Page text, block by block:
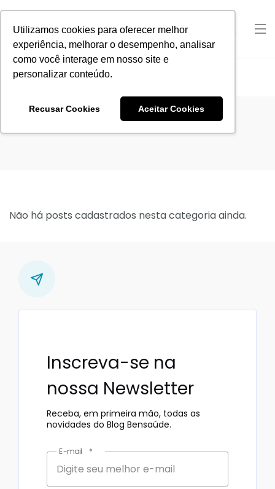
Utilizamos cookies para oferecer melhor
experiência, melhorar o desempenho, analisar
como você interage em nosso site e
personalizar conteúdo.
Recusar Cookies Aceitar Cookies
Home
Não há posts cadastrados nesta categoria ainda.
Inscreva-se na
nossa Newsletter
Receba, em primeira mão, todas as
novidades do Blog Bensaúde.
E-mail *